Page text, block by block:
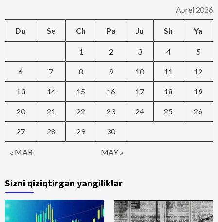
Aprel 2026
Du Se Ch Pa Ju Sh Ya
« MAR MAY »
1 2 3 4 5
6 7 8 9 10 11 12
13 14 15 16 17 18 19
20 21 22 23 24 25 26
27 28 29 30
Sizni qiziqtirgan yangiliklar